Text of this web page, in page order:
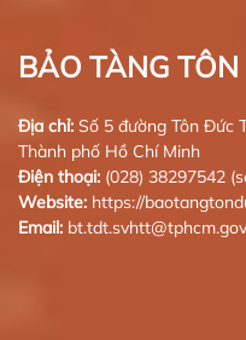
BẢO TÀNG
Địa chỉ: Số 5 đường Tôn Đức
Thành phố Hồ Chí Minh
Điện thoại: (028) 38297542
Website: https://
Email: